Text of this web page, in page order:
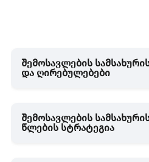
ანგარიშები და კვლევები
შემოსავლების
და ღირებულებები
შემოსავლების სამსახურის
წლების სტრატეგია